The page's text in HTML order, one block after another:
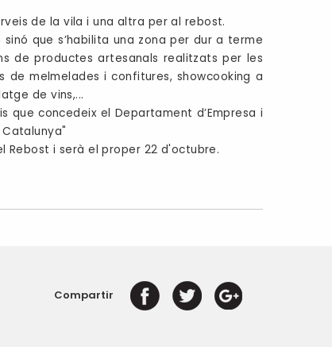
de la vila i una altra per al rebost.
que s’habilita una zona per dur a terme
de productes artesanals realitzats per les
de melmelades i confitures, showcooking a
de vins,...
que concedeix el Departament d’Empresa i
Rebost i serà el proper 22 d'octubre.
Compartir